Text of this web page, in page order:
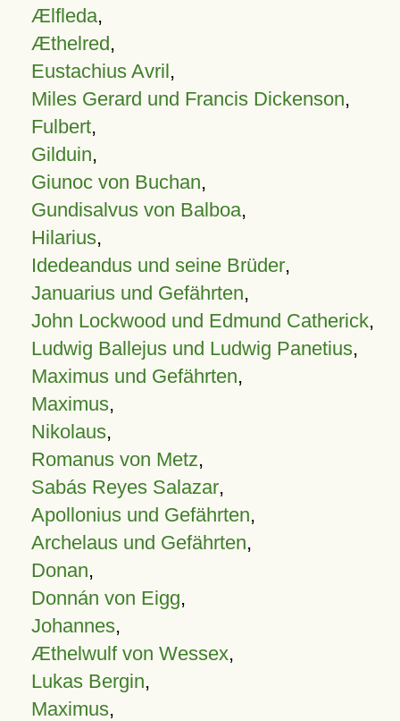
Ælfleda,
Æthelred,
Eustachius Avril,
Miles Gerard und Francis Dickenson,
Fulbert,
Gilduin,
Giunoc von Buchan,
Gundisalvus von Balboa,
Hilarius,
Idedeandus und seine Brüder,
Januarius und Gefährten,
John Lockwood und Edmund Catherick,
Ludwig Ballejus und Ludwig Panetius,
Maximus und Gefährten,
Maximus,
Nikolaus,
Romanus von Metz,
Sabás Reyes Salazar,
Apollonius und Gefährten,
Archelaus und Gefährten,
Donan,
Donnán von Eigg,
Johannes,
Æthelwulf von Wessex,
Lukas Bergin,
Maximus,